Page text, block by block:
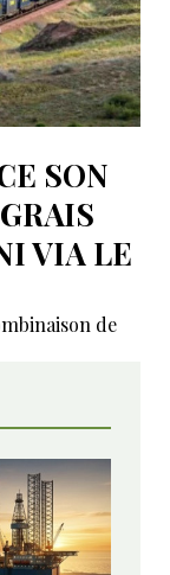
SON
VIA LE
de